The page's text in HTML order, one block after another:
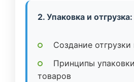
2. Упаковка и отгрузка:
Создание
Принципы
товаров